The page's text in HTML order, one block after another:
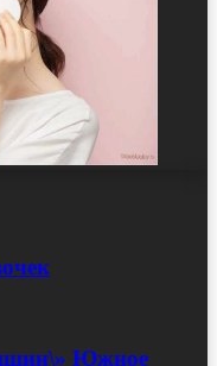
Южное